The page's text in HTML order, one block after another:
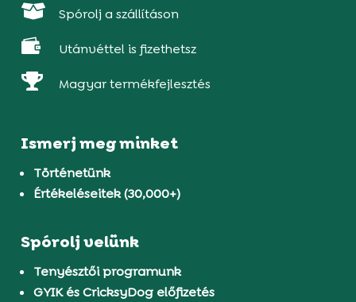
 Spórolj a szállításon
 Utánvéttel is fizethetsz
 Magyar termékfejlesztés
Ismerj meg minket
Történetünk
Értékeléseitek (30,000+)
Spórolj velünk
Tenyésztői programunk
GYIK és CricksyDog előfizetés